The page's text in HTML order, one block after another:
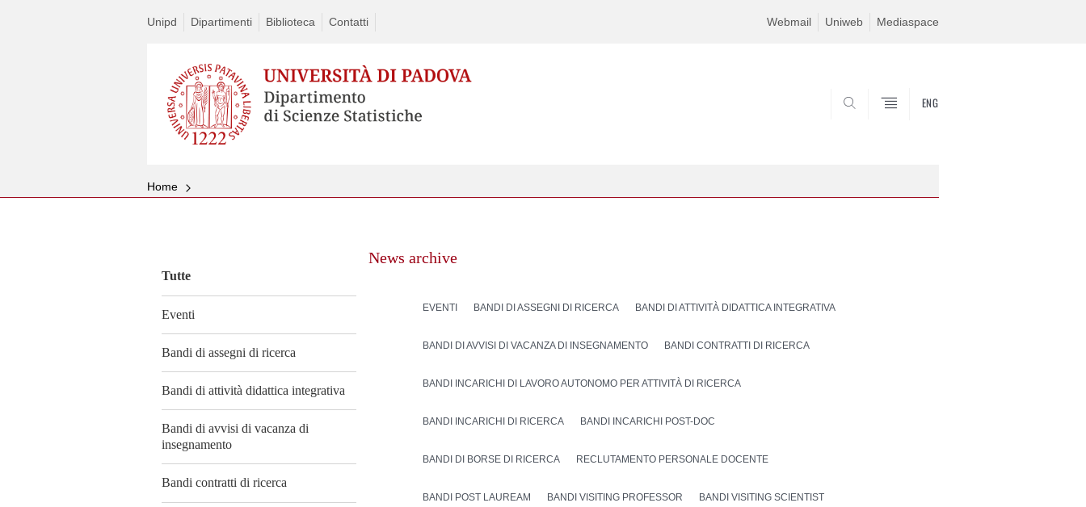
Unipd Dipartimenti Biblioteca Contatti Webmail Uniweb Mediaspace
ENG
Home
Tutte
Eventi
Bandi di assegni di ricerca
Bandi di attività didattica integrativa
Bandi di avvisi di vacanza di
insegnamento
Bandi contratti di ricerca
News archive
EVENTI BANDI DI ASSEGNI DI RICERCA BANDI DI ATTIVITÀ DIDATTICA INTEGRATIVA
BANDI DI AVVISI DI VACANZA DI INSEGNAMENTO BANDI CONTRATTI DI RICERCA
BANDI INCARICHI DI LAVORO AUTONOMO PER ATTIVITÀ DI RICERCA
BANDI INCARICHI DI RICERCA BANDI INCARICHI POST-DOC
BANDI DI BORSE DI RICERCA RECLUTAMENTO PERSONALE DOCENTE
BANDI POST LAUREAM BANDI VISITING PROFESSOR BANDI VISITING SCIENTIST